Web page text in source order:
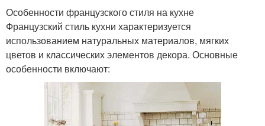
Особенности французского стиля на кухне
Французский стиль кухни характеризуется
использованием натуральных материалов, мягких
цветов и классических элементов декора. Основные
особенности включают: